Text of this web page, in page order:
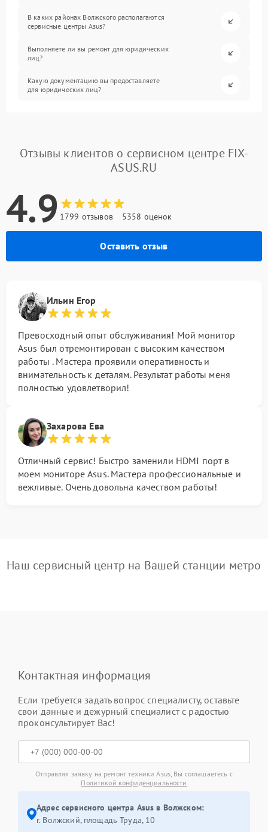
В каких районах Волжского располагаются
сервисные центры Asus?
Выполняете ли вы ремонт для юридических
лиц?
Какую документацию вы предоставляете
для юридических лиц?
Отзывы клиентов о сервисном центре FIX-
ASUS.RU
4.9 1799 отзывов 5358 оценок
Оставить отзыв
Ильин Егор
Превосходный опыт обслуживания! Мой монитор
Asus был отремонтирован с высоким качеством
работы . Мастера проявили оперативность и
внимательность к деталям. Результат работы меня
полностью удовлетворил!
Захарова Ева
Отличный сервис! Быстро заменили HDMI порт в
моем мониторе Asus. Мастера профессиональные и
вежливые. Очень довольна качеством работы!
Наш сервисный центр на Вашей станции метро
Контактная информация
Если требуется задать вопрос специалисту, оставьте
свои данные и дежурный специалист с радостью
проконсультирует Вас!
Отправляя заявку на ремонт техники Asus, Вы соглашаетесь с
Политикой конфиденциальности
Адрес сервисного центра Asus в Волжском:
г. Волжский, площадь Труда, 10